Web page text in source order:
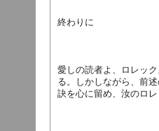
終わりに
愛しの読者よ、ロレッ
る。しかしながら、前
訣を心に留め、汝のロ